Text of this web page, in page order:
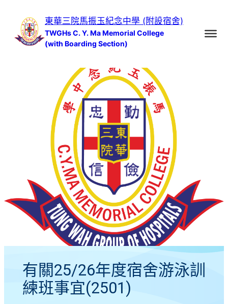
東華三院馬振玉紀念中學 (附設宿舍)
TWGHs C. Y. Ma Memorial College
(with Boarding Section)
有關25/26年度宿舍游泳訓
練班事宜(2501)